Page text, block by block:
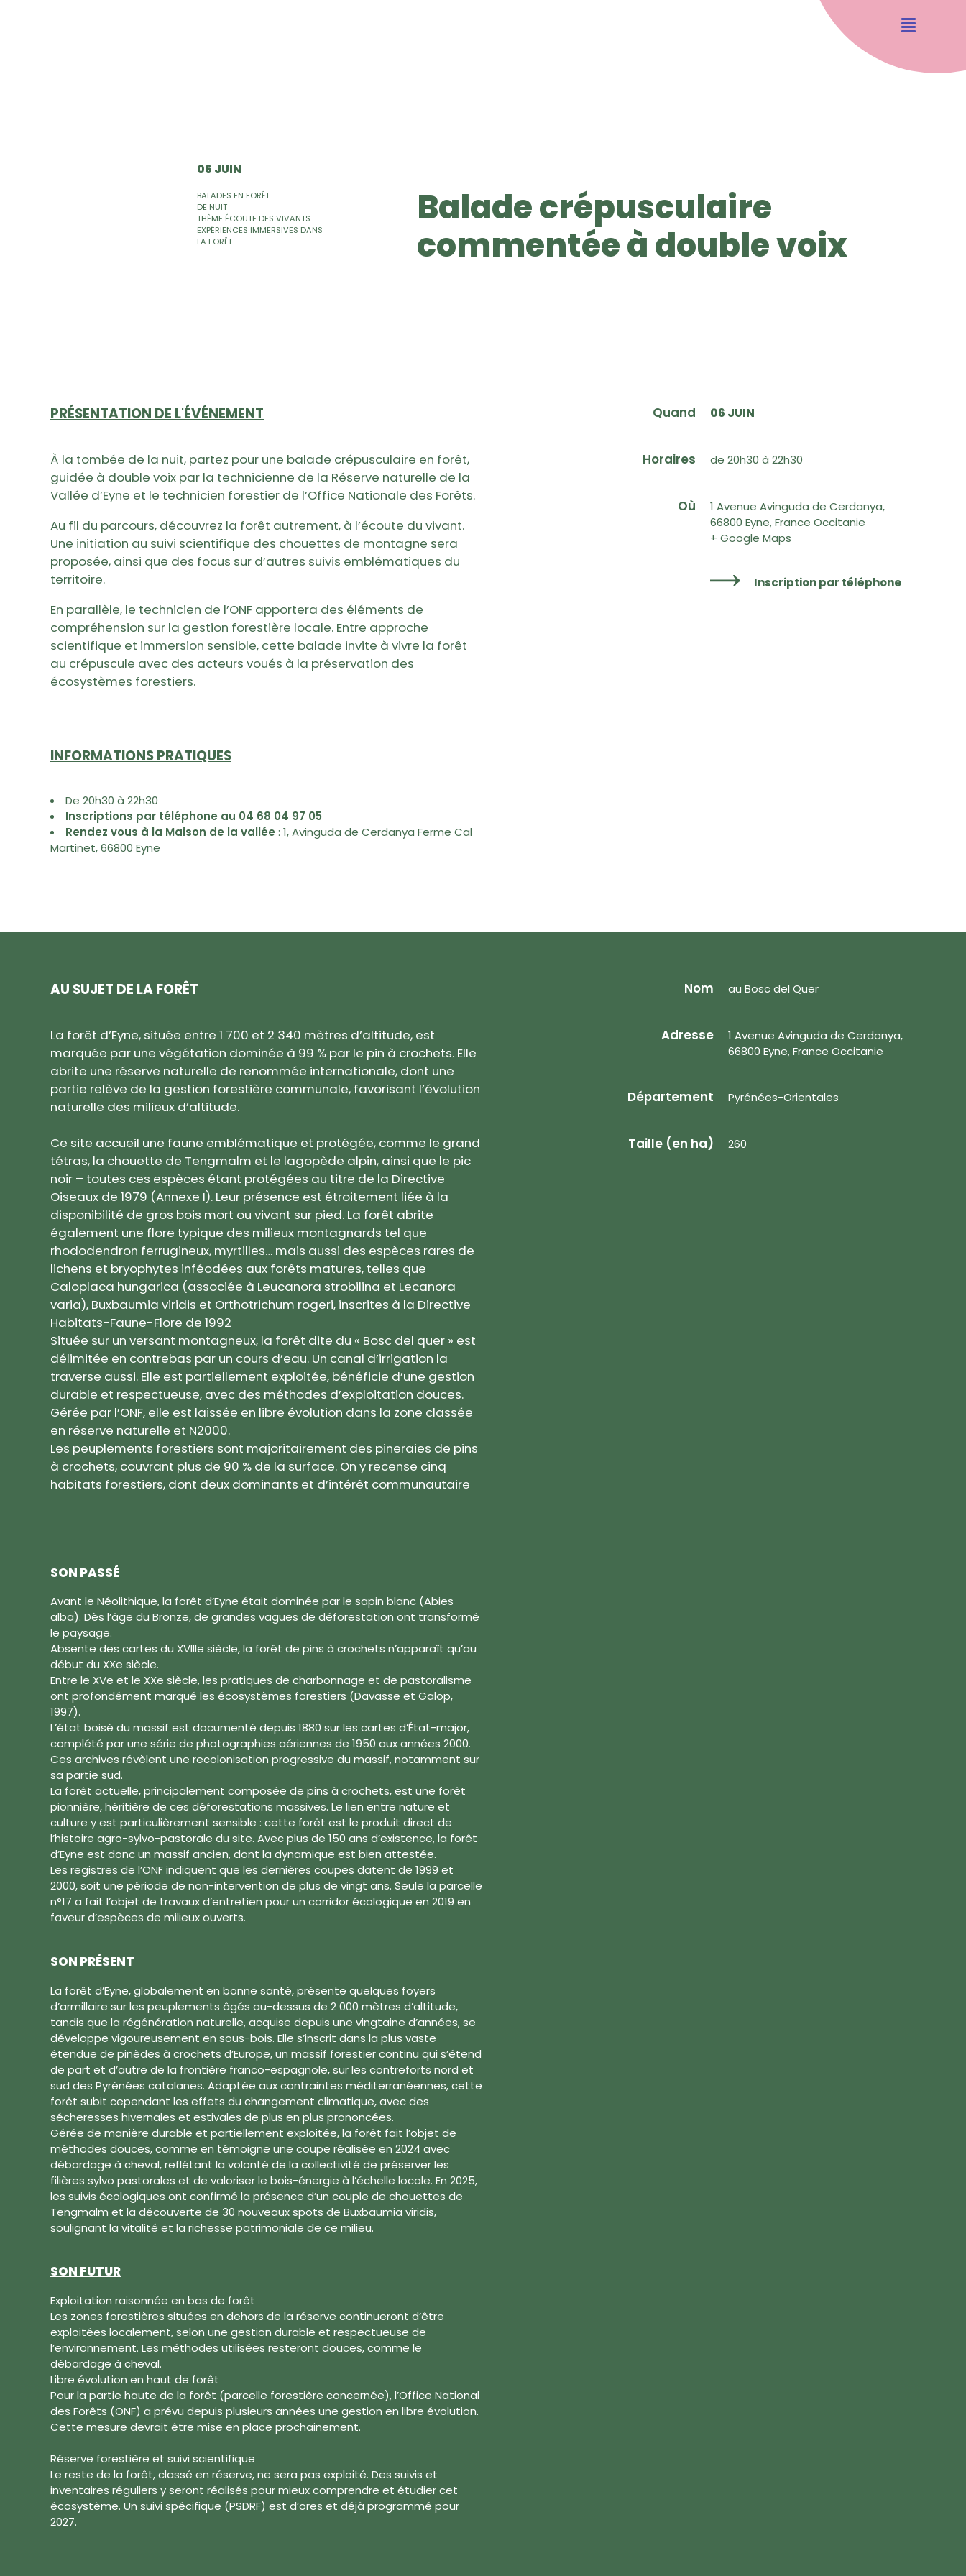
06 JUIN
BALADES EN FORÊT
DE NUIT
THÈME ÉCOUTE DES VIVANTS
EXPÉRIENCES IMMERSIVES DANS
LA FORÊT
Balade crépusculaire
commentée à double voix
PRÉSENTATION DE L'ÉVÉNEMENT
À la tombée de la nuit, partez pour une balade crépusculaire en forêt,
guidée à double voix par la technicienne de la Réserve naturelle de la
Vallée d’Eyne et le technicien forestier de l’Office Nationale des Forêts.
Au fil du parcours, découvrez la forêt autrement, à l’écoute du vivant.
Une initiation au suivi scientifique des chouettes de montagne sera
proposée, ainsi que des focus sur d’autres suivis emblématiques du
territoire.
En parallèle, le technicien de l’ONF apportera des éléments de
compréhension sur la gestion forestière locale. Entre approche
scientifique et immersion sensible, cette balade invite à vivre la forêt
au crépuscule avec des acteurs voués à la préservation des
écosystèmes forestiers.
INFORMATIONS PRATIQUES
De 20h30 à 22h30
Inscriptions par téléphone au 04 68 04 97 05
Rendez vous à la Maison de la vallée : 1, Avinguda de Cerdanya Ferme Cal
Martinet, 66800 Eyne
Quand 06 JUIN
Horaires de 20h30 à 22h30
Où
1 Avenue Avinguda de Cerdanya,
66800 Eyne, France Occitanie
+ Google Maps
Inscription par téléphone
AU SUJET DE LA FORÊT
La forêt d’Eyne, située entre 1 700 et 2 340 mètres d’altitude, est
marquée par une végétation dominée à 99 % par le pin à crochets. Elle
abrite une réserve naturelle de renommée internationale, dont une
partie relève de la gestion forestière communale, favorisant l’évolution
naturelle des milieux d’altitude.
Ce site accueil une faune emblématique et protégée, comme le grand
tétras, la chouette de Tengmalm et le lagopède alpin, ainsi que le pic
noir – toutes ces espèces étant protégées au titre de la Directive
Oiseaux de 1979 (Annexe I). Leur présence est étroitement liée à la
disponibilité de gros bois mort ou vivant sur pied. La forêt abrite
également une flore typique des milieux montagnards tel que
rhododendron ferrugineux, myrtilles… mais aussi des espèces rares de
lichens et bryophytes inféodées aux forêts matures, telles que
Caloplaca hungarica (associée à Leucanora strobilina et Lecanora
varia), Buxbaumia viridis et Orthotrichum rogeri, inscrites à la Directive
Habitats-Faune-Flore de 1992
Située sur un versant montagneux, la forêt dite du « Bosc del quer » est
délimitée en contrebas par un cours d’eau. Un canal d’irrigation la
traverse aussi. Elle est partiellement exploitée, bénéficie d’une gestion
durable et respectueuse, avec des méthodes d’exploitation douces.
Gérée par l’ONF, elle est laissée en libre évolution dans la zone classée
en réserve naturelle et N2000.
Les peuplements forestiers sont majoritairement des pineraies de pins
à crochets, couvrant plus de 90 % de la surface. On y recense cinq
habitats forestiers, dont deux dominants et d’intérêt communautaire
SON PASSÉ
Avant le Néolithique, la forêt d’Eyne était dominée par le sapin blanc (Abies
alba). Dès l’âge du Bronze, de grandes vagues de déforestation ont transformé
le paysage.
Absente des cartes du XVIIIe siècle, la forêt de pins à crochets n’apparaît qu’au
début du XXe siècle.
Entre le XVe et le XXe siècle, les pratiques de charbonnage et de pastoralisme
ont profondément marqué les écosystèmes forestiers (Davasse et Galop,
1997).
L’état boisé du massif est documenté depuis 1880 sur les cartes d’État-major,
complété par une série de photographies aériennes de 1950 aux années 2000.
Ces archives révèlent une recolonisation progressive du massif, notamment sur
sa partie sud.
La forêt actuelle, principalement composée de pins à crochets, est une forêt
pionnière, héritière de ces déforestations massives. Le lien entre nature et
culture y est particulièrement sensible : cette forêt est le produit direct de
l’histoire agro-sylvo-pastorale du site. Avec plus de 150 ans d’existence, la forêt
d’Eyne est donc un massif ancien, dont la dynamique est bien attestée.
Les registres de l’ONF indiquent que les dernières coupes datent de 1999 et
2000, soit une période de non-intervention de plus de vingt ans. Seule la parcelle
n°17 a fait l’objet de travaux d’entretien pour un corridor écologique en 2019 en
faveur d’espèces de milieux ouverts.
SON PRÉSENT
La forêt d’Eyne, globalement en bonne santé, présente quelques foyers
d’armillaire sur les peuplements âgés au-dessus de 2 000 mètres d’altitude,
tandis que la régénération naturelle, acquise depuis une vingtaine d’années, se
développe vigoureusement en sous-bois. Elle s’inscrit dans la plus vaste
étendue de pinèdes à crochets d’Europe, un massif forestier continu qui s’étend
de part et d’autre de la frontière franco-espagnole, sur les contreforts nord et
sud des Pyrénées catalanes. Adaptée aux contraintes méditerranéennes, cette
forêt subit cependant les effets du changement climatique, avec des
sécheresses hivernales et estivales de plus en plus prononcées.
Gérée de manière durable et partiellement exploitée, la forêt fait l’objet de
méthodes douces, comme en témoigne une coupe réalisée en 2024 avec
débardage à cheval, reflétant la volonté de la collectivité de préserver les
filières sylvo pastorales et de valoriser le bois-énergie à l’échelle locale. En 2025,
les suivis écologiques ont confirmé la présence d’un couple de chouettes de
Tengmalm et la découverte de 30 nouveaux spots de Buxbaumia viridis,
soulignant la vitalité et la richesse patrimoniale de ce milieu.
SON FUTUR
Exploitation raisonnée en bas de forêt
Les zones forestières situées en dehors de la réserve continueront d’être
exploitées localement, selon une gestion durable et respectueuse de
l’environnement. Les méthodes utilisées resteront douces, comme le
débardage à cheval.
Libre évolution en haut de forêt
Pour la partie haute de la forêt (parcelle forestière concernée), l’Office National
des Forêts (ONF) a prévu depuis plusieurs années une gestion en libre évolution.
Cette mesure devrait être mise en place prochainement.
Réserve forestière et suivi scientifique
Le reste de la forêt, classé en réserve, ne sera pas exploité. Des suivis et
inventaires réguliers y seront réalisés pour mieux comprendre et étudier cet
écosystème. Un suivi spécifique (PSDRF) est d’ores et déjà programmé pour
2027.
Nom au Bosc del Quer
Adresse
1 Avenue Avinguda de Cerdanya,
66800 Eyne, France Occitanie
Département Pyrénées-Orientales
Taille (en ha) 260